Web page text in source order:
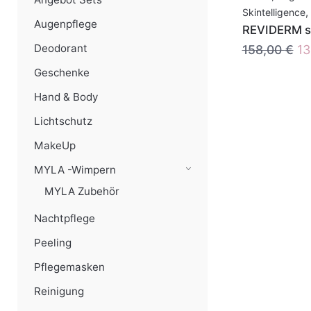
Augenpflege
Deodorant
Geschenke
Hand & Body
Lichtschutz
MakeUp
MYLA -Wimpern
MYLA Zubehör
Nachtpflege
Peeling
Pflegemasken
Reinigung
Skintelligence,
REVIDERM
158,00€